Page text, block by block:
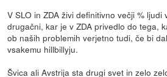
V SLO in ZDA živi definitivno večji % ljudi
drugačni, kar je v ZDA privedlo do tega,
ob naših problemih verjetno tudi, če bi
vsakemu hillbillyju.
Švica ali Avstrija sta drugi svet in zelo